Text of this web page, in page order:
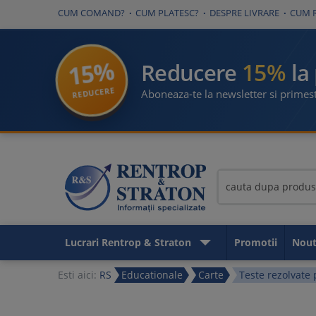
CUM COMAND? CUM PLATESC? DESPRE LIVRARE CUM
15%
REDUCERE
Reducere 15%
Aboneaza-te la newsletter si
Lucrari Rentrop & Straton Promotii
Esti aici: RS Educationale Carte Teste rezolvate